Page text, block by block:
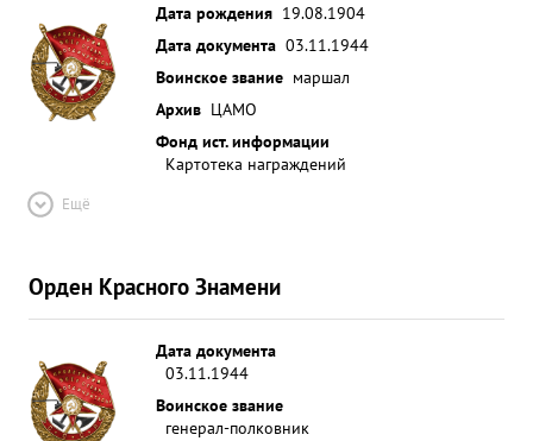
Дата рождения 19.08.1904
Дата документа 03.11.1944
Воинское звание маршал
Архив ЦАМО
Фонд ист. информации
Картотека награждений
Ещё
Орден Красного Знамени
Дата документа
03.11.1944
Воинское звание
генерал-полковник